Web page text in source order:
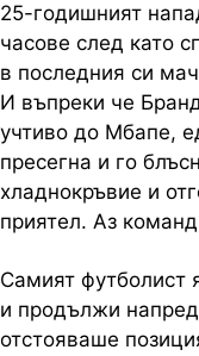
25-годишният
часове след като
в последния си
И въпреки че
учтиво до Мбапе,
пресегна и го
хладнокръвие и
приятел. Аз
Самият футболист
и продължи
отстояваше